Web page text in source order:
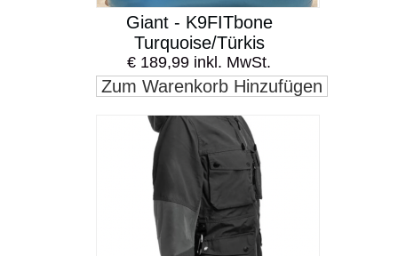
Giant - K9FITbone
Turquoise/Türkis
€ 189,99 inkl. MwSt.
Zum Warenkorb Hinzufügen